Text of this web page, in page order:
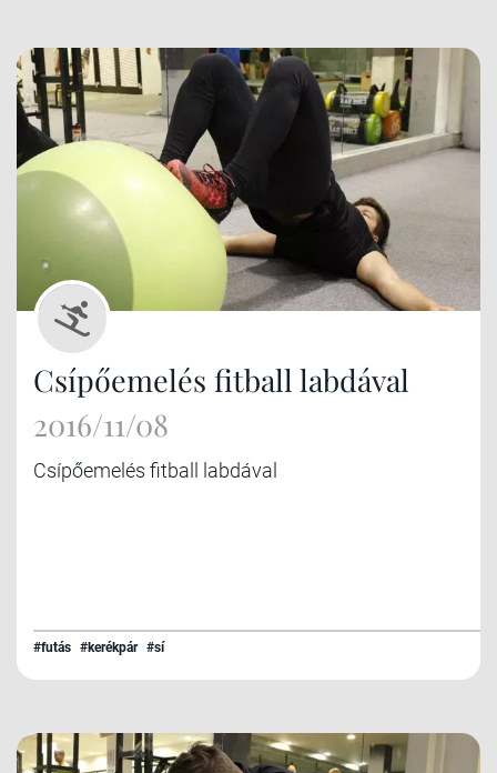
Csípőemelés fitball labdával
2016/11/08
Csípőemelés fitball labdával
#futás #kerékpár #sí